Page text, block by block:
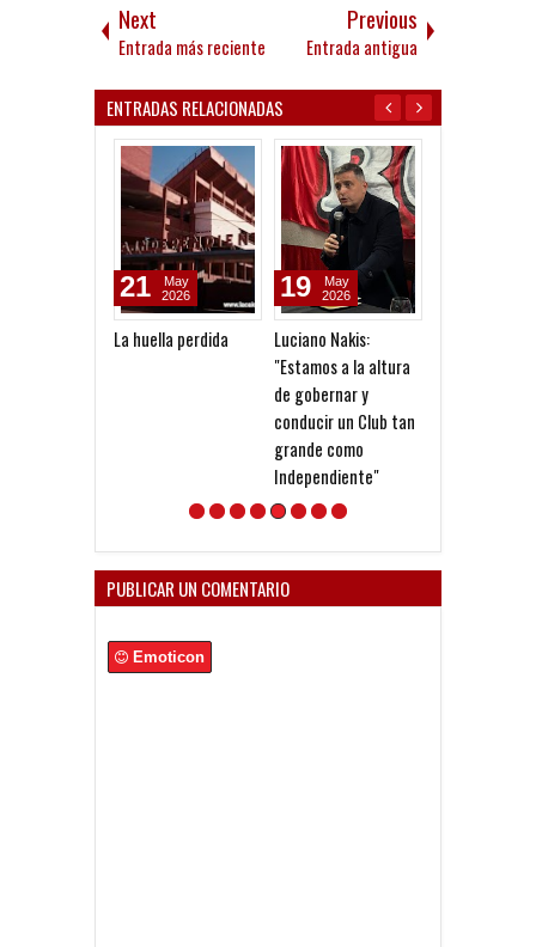
Next
Entrada más reciente
Previous
Entrada antigua
ENTRADAS RELACIONADAS
Luciano Nakis:
19
May
2026
Los goles Rojos
21
Dec
2025
PUBLICAR UN COMENTARIO
Emoticon